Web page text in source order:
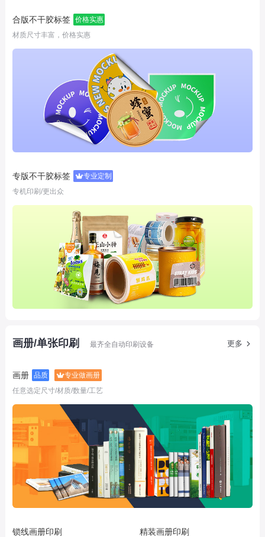
合版不干胶标签
价格实惠
材质尺寸丰富，价格实惠
专版不干胶标签
专业定制
专机印刷/更出众
画册/单张印刷 最齐全自动印刷设备 更多
画册 品质
专业做画册
任意选定尺寸/材质/数量/工艺
锁线画册印刷 精装画册印刷